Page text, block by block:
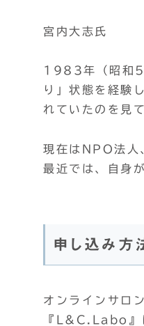
宮内大志氏
1983年（昭和
り」状態を経験
れていたのを見
現在はNPO法人
最近では、自身
申し込み方
オンラインサロ
『L&C.Labo』